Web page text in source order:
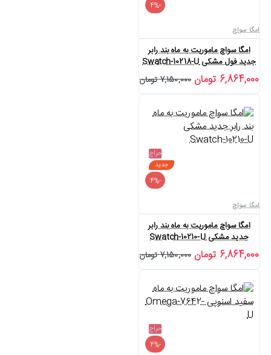
-4%
امگا سواچ
امگا سواچ ماموریت به ماه بند رابر
جدید فول مشکی Swatch-10218-U
6,864,000 تومان 7,150,000 تومان
حراج
جدید
-4%
امگا سواچ
امگا سواچ ماموریت به ماه بند رابر
جدید مشکی Swatch-10210-U
6,864,000 تومان 7,150,000 تومان
حراج
-4%